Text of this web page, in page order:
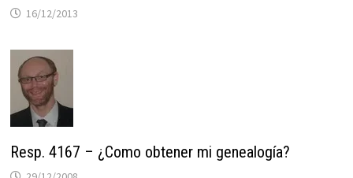
16/12/2013
Resp. 4167 – ¿Como obtener mi genealogía?